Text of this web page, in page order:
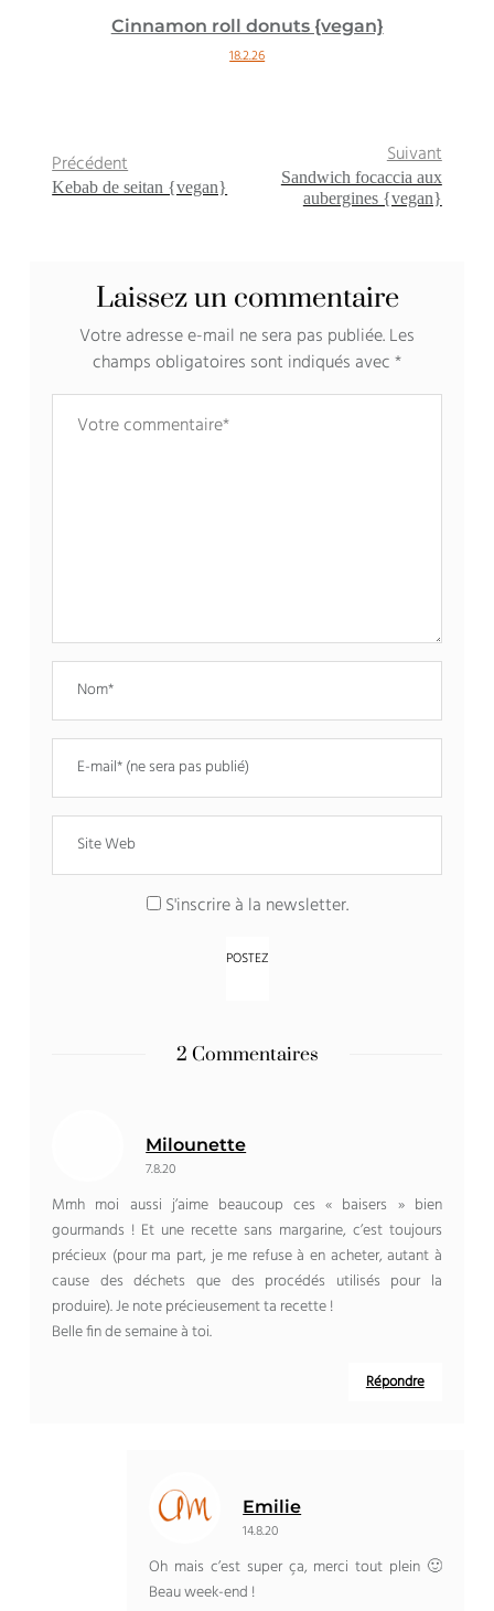
Cinnamon roll donuts {vegan}
18.2.26
Précédent
Kebab de seitan {vegan}
Suivant
Sandwich focaccia aux
aubergines {vegan}
Laissez un commentaire
Votre adresse e-mail ne sera pas publiée.Les
champs obligatoires sont indiqués avec*
S'inscrire à la newsletter.
2 Commentaires
Milounette
7.8.20
Mmh moi aussi j’aime beaucoup ces « baisers » bien
gourmands ! Et une recette sans margarine, c’est toujours
précieux (pour ma part, je me refuse à en acheter, autant à
cause des déchets que des procédés utilisés pour la
produire). Je note précieusement ta recette !
Belle fin de semaine à toi.
Répondre
Emilie
14.8.20
Oh mais c’est super ça, merci tout plein 🙂
Beau week-end !